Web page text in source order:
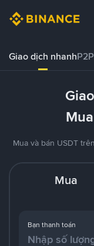
Giao dịch nhanhP2P
Mua và bán USDT
Mua
Bạn thanh toán